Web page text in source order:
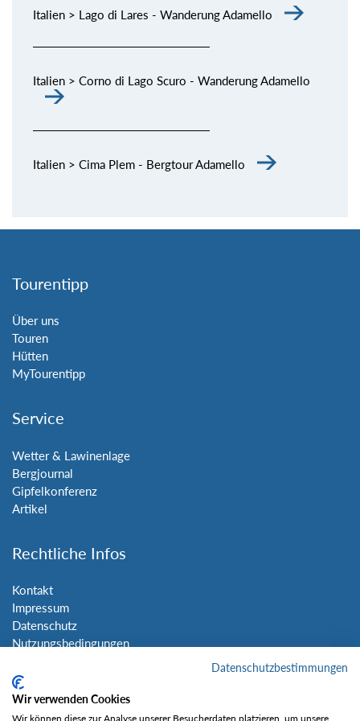
Italien > Lago di Lares - Wanderung Adamello
Italien > Corno di Lago Scuro - Wanderung Adamello
Italien > Cima Plem - Bergtour Adamello
Tourentipp
Über uns
Touren
Hütten
MyTourentipp
Service
Wetter & Lawinenlage
Bergjournal
Gipfelkonferenz
Artikel
Rechtliche Infos
Kontakt
Impressum
Datenschutz
Nutzungsbedingungen
Social Media
Datenschutzbestimmungen
Wir verwenden Cookies
Wir können diese zur Analyse unserer Besucherdaten platzieren, um unsere